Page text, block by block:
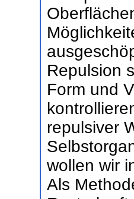
Repulsion
Form und
repulsiver
wollen wir
Als